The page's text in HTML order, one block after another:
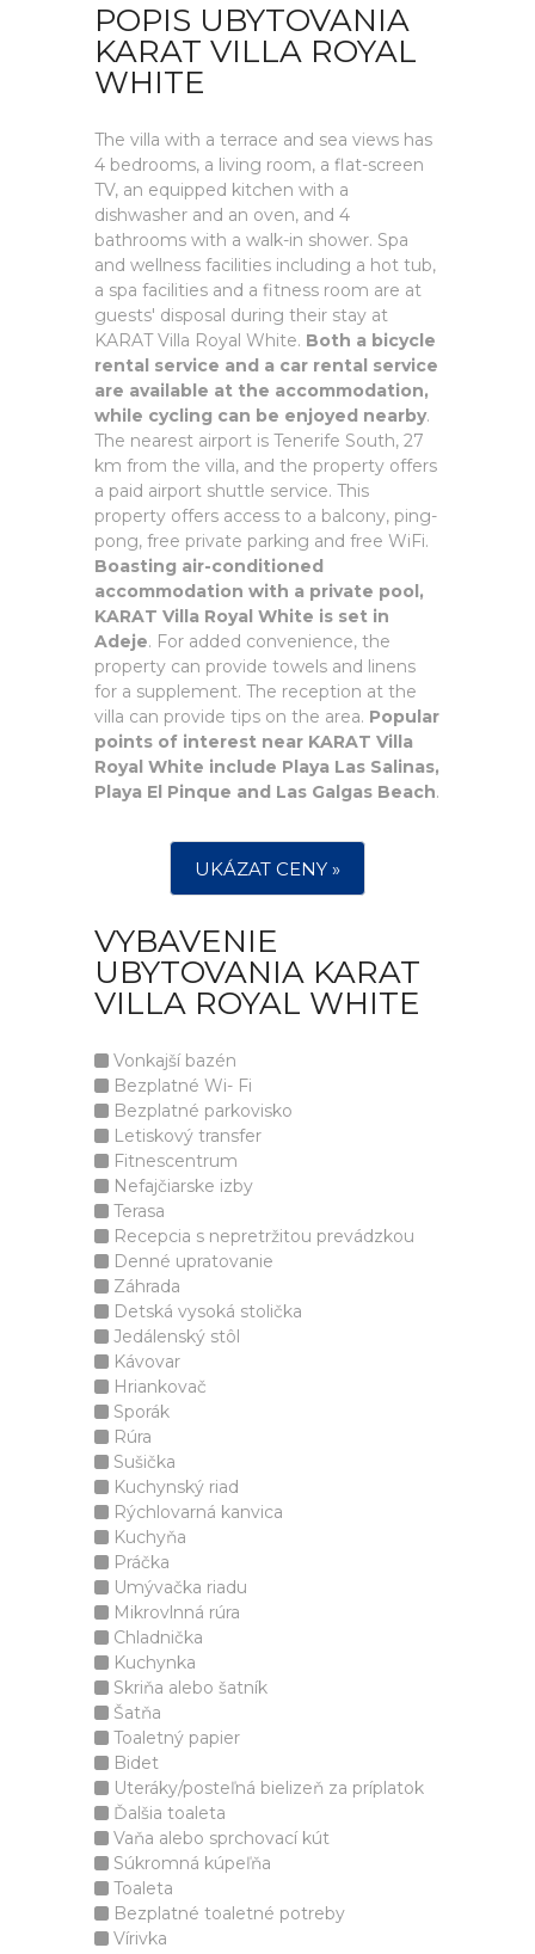
POPIS UBYTOVANIA
KARAT VILLA ROYAL
WHITE
The villa with a terrace and sea views has
4 bedrooms, a living room, a flat-screen
TV, an equipped kitchen with a
dishwasher and an oven, and 4
bathrooms with a walk-in shower. Spa
and wellness facilities including a hot tub,
a spa facilities and a fitness room are at
guests' disposal during their stay at
KARAT Villa Royal White. Both a bicycle
rental service and a car rental service
are available at the accommodation,
while cycling can be enjoyed nearby.
The nearest airport is Tenerife South, 27
km from the villa, and the property offers
a paid airport shuttle service. This
property offers access to a balcony, ping-
pong, free private parking and free WiFi.
Boasting air-conditioned
accommodation with a private pool,
KARAT Villa Royal White is set in
Adeje. For added convenience, the
property can provide towels and linens
for a supplement. The reception at the
villa can provide tips on the area. Popular
points of interest near KARAT Villa
Royal White include Playa Las Salinas,
Playa El Pinque and Las Galgas Beach.
UKÁZAT CENY »
VYBAVENIE
UBYTOVANIA KARAT
VILLA ROYAL WHITE
Vonkajší bazén
Bezplatné Wi- Fi
Bezplatné parkovisko
Letiskový transfer
Fitnescentrum
Nefajčiarske izby
Terasa
Recepcia s nepretržitou prevádzkou
Denné upratovanie
Záhrada
Detská vysoká stolička
Jedálenský stôl
Kávovar
Hriankovač
Sporák
Rúra
Sušička
Kuchynský riad
Rýchlovarná kanvica
Kuchyňa
Práčka
Umývačka riadu
Mikrovlnná rúra
Chladnička
Kuchynka
Skriňa alebo šatník
Šatňa
Toaletný papier
Bidet
Uteráky/posteľná bielizeň za príplatok
Ďalšia toaleta
Vaňa alebo sprchovací kút
Súkromná kúpeľňa
Toaleta
Bezplatné toaletné potreby
Vírivka